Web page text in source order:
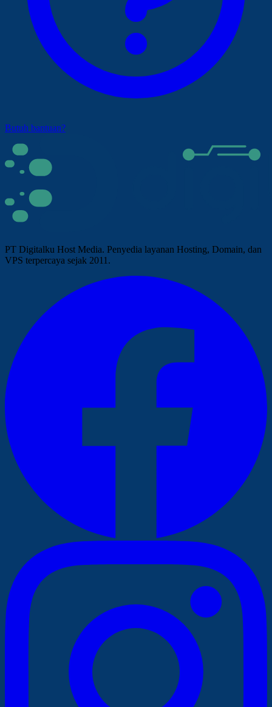
Butuh bantuan?
PT Digitalku Host Media. Penyedia layanan Hosting, Domain, dan
VPS terpercaya sejak 2011.